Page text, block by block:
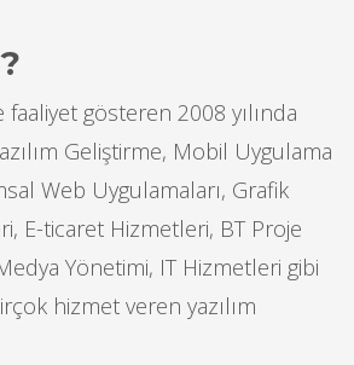
faaliyet gösteren 2008 yılında
Geliştirme, Mobil Uygulama
Web Uygulamaları, Grafik
E-ticaret Hizmetleri, BT Proje
Yönetimi, IT Hizmetleri gibi
hizmet veren yazılım